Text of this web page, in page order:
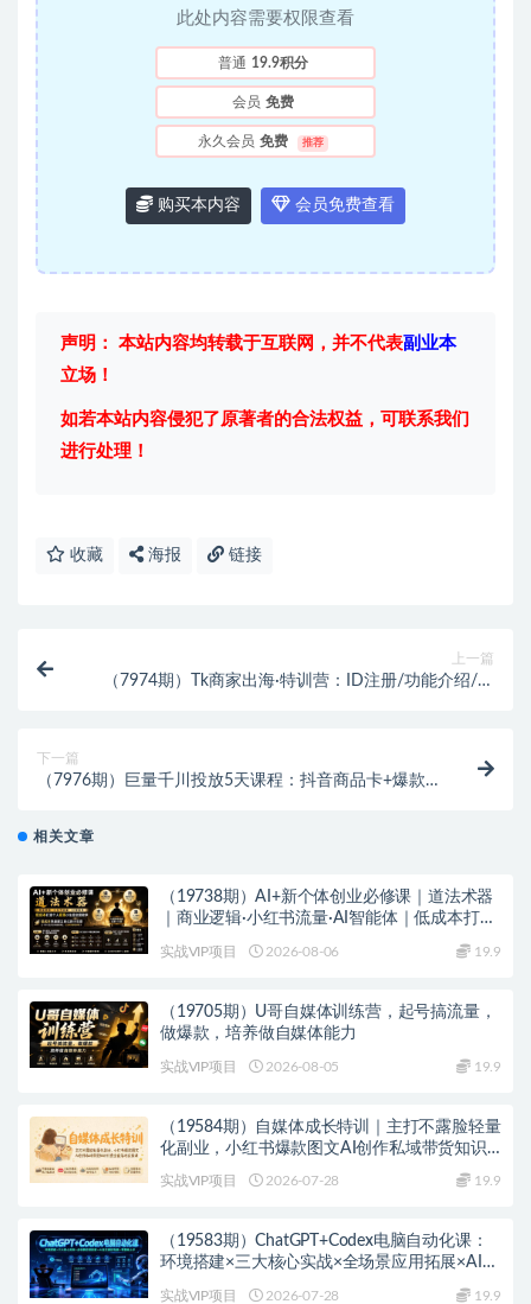
此处内容需要权限查看
普通 19.9积分
会员 免费
永久会员 免费 推荐
购买本内容 会员免费查看
声明： 本站内容均转载于互联网，并不代表副业本
立场！
如若本站内容侵犯了原著者的合法权益，可联系我们
进行处理！
收藏 海报 链接
上一篇
（7974期）Tk商家出海·特训营：ID注册/功能介绍/定
下一篇
（7976期）巨量千川投放5天课程：抖音商品卡+爆款
相关文章
（19738期）AI+新个体创业必修课｜道法术器
｜商业逻辑·小红书流量·AI智能体｜低成本打造
实战VIP项目 2026-08-06 19.9
（19705期）U哥自媒体训练营，起号搞流量，
做爆款，培养做自媒体能力
实战VIP项目 2026-08-05 19.9
（19584期）自媒体成长特训｜主打不露脸轻量
化副业，小红书爆款图文AI创作私域带货知识
实战VIP项目 2026-07-28 19.9
（19583期）ChatGPT+Codex电脑自动化课：
环境搭建×三大核心实战×全场景应用拓展×AI自
实战VIP项目 2026-07-28 19.9